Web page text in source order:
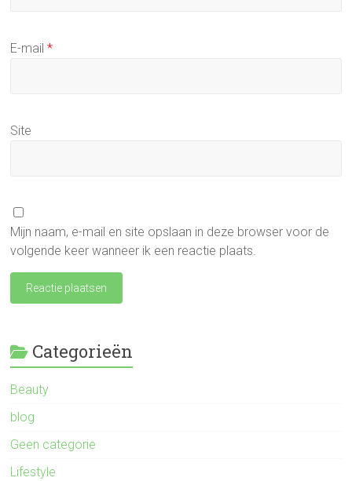
E-mail*
Site
Mijn naam, e-mail en site opslaan in deze browser voor de
volgende keer wanneer ik een reactie plaats.
Categorieën
Beauty
blog
Geen categorie
Lifestyle